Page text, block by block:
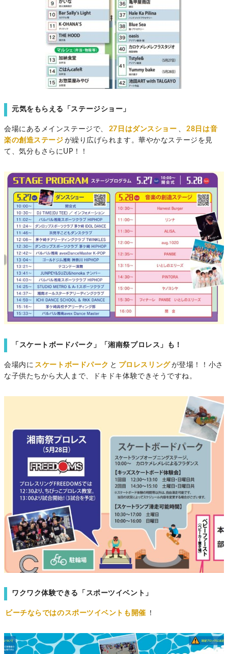
元気をもらえる「ステージショー」
会場にあるメインステージで、 27 日はダンスショー 、
28日は音
楽の創造ステージ が繰り広げられます。華やかなステージを見
て、気分もさらにUP！！
「スケートボードパーク」「湘南祭プロレス」も！
会場内に スケートボードパーク と プロレスリング が登場！！小さ
な子供たちから大人まで、ドキドキ体験できそうですね。
ワクワク体験できる「スポーツイベント」
ビーチならではのスポーツイベントも開催 ！